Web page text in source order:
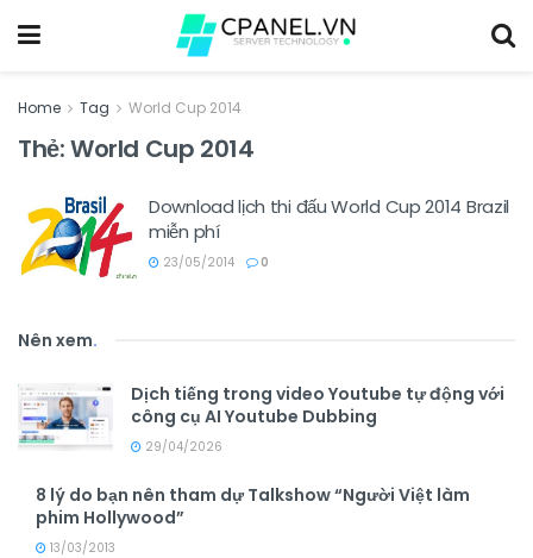
Home Tag World Cup 2014
Thẻ:World Cup 2014
Download lịch thi đấu World Cup 2014 Brazil
miễn phí
23/05/2014 0
Nên xem.
Dịch tiếng trong video Youtube tự động với
công cụ AI Youtube Dubbing
29/04/2026
8 lý do bạn nên tham dự Talkshow “Người Việt làm
phim Hollywood”
13/03/2013